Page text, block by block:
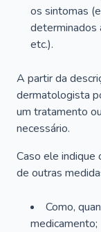
os sintomas
determinados
etc.).
A partir da
dermatologista
um tratamento
necessário.
Caso ele indique
de outras
Como,
medicamento;